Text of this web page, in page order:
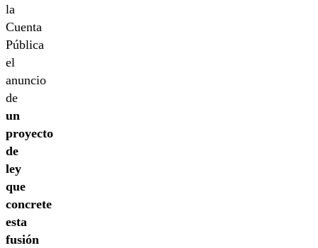
la
Cuenta
Pública
el
anuncio
de
un
proyecto
de
ley
que
concrete
esta
fusión